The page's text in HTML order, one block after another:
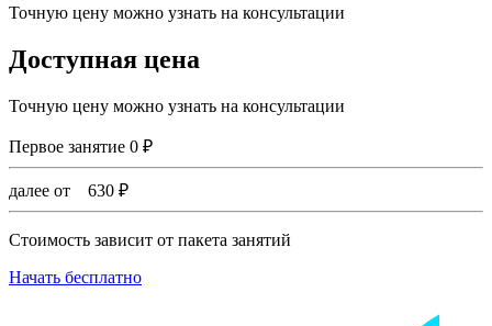
Точную цену можно узнать на консультации
Доступная цена
Точную цену можно узнать на консультации
Первое занятие 0 ₽
далее от 630 ₽
Стоимость зависит от пакета занятий
Начать бесплатно